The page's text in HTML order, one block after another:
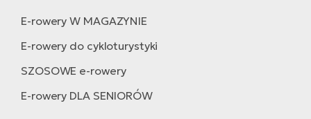
E-rowery W MAGAZYNIE
E-rowery do cykloturystyki
SZOSOWE e-rowery
E-rowery DLA SENIORÓW